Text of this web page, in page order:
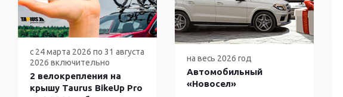
с 24 марта 2026 по 31 августа
2026 включительно
2 велокрепления на
крышу Taurus BikeUp Pro
на весь 2026 год
Автомобильный
«Новосел»